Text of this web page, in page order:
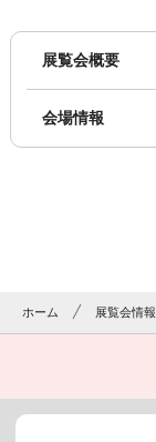
展覧会概要
会場情報
ホーム 展覧会情